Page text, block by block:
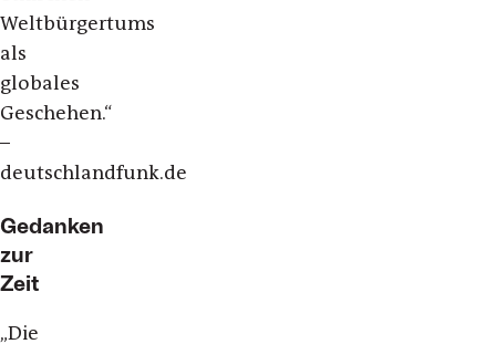
Weltbürgertums
als
globales
Geschehen.“
–
deutschlandfunk.de
Gedanken
zur
Zeit
„Die